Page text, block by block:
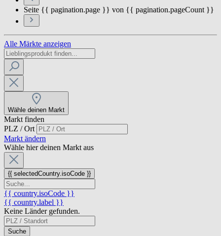
Seite {{ pagination.page }} von {{ pagination.pageCount }}
Alle Märkte anzeigen
Wähle deinen Markt
Markt finden
PLZ / Ort
Markt ändern
Wähle hier deinen Markt aus
{{ selectedCountry.isoCode }}
{{ country.isoCode }}
{{ country.label }}
Keine Länder gefunden.
Suche